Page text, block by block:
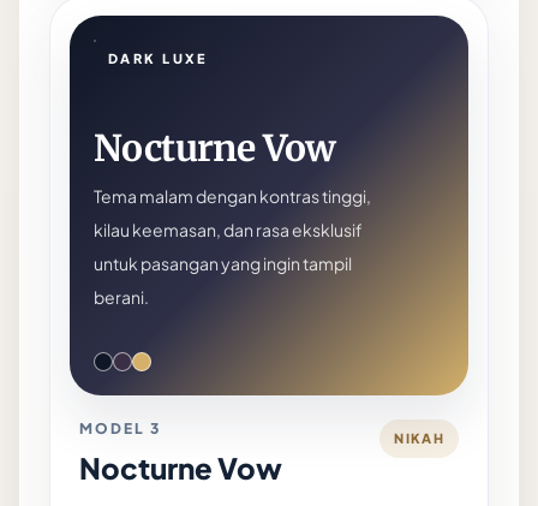
DARK LUXE
Nocturne Vow
Tema malam dengan kontras tinggi,
kilau keemasan, dan rasa eksklusif
untuk pasangan yang ingin tampil
berani.
MODEL 3
Nocturne Vow
NIKAH